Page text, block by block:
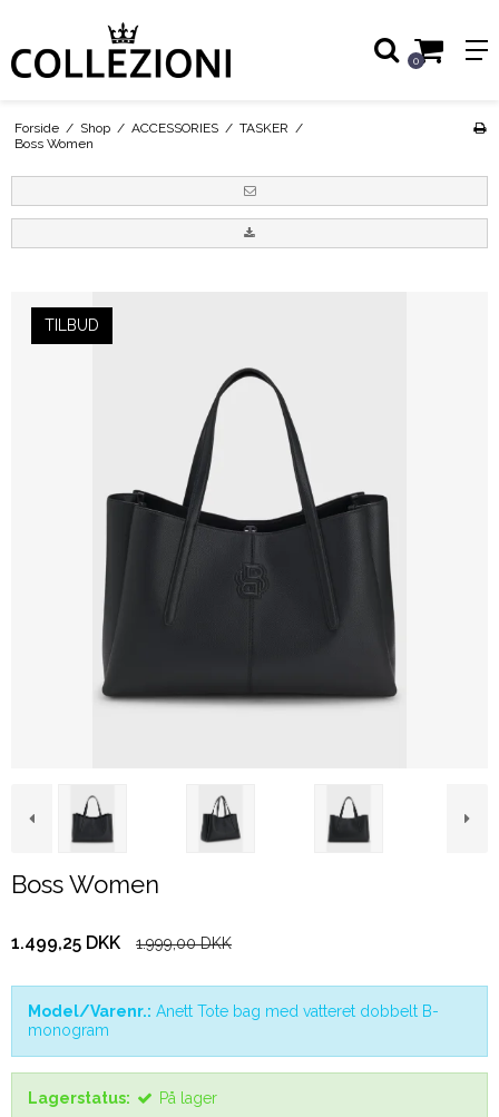
0
Forside / Shop / ACCESSORIES / TASKER /
Boss Women
TILBUD
Boss Women
1.499,25 DKK 1.999,00 DKK
Model/Varenr.: Anett Tote bag med vatteret dobbelt B-
monogram
Lagerstatus: På lager